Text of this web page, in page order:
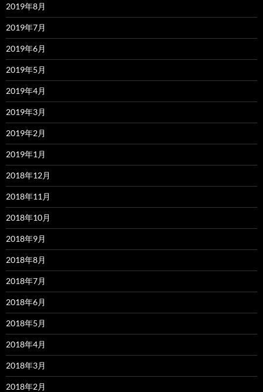
2019年8月
2019年7月
2019年6月
2019年5月
2019年4月
2019年3月
2019年2月
2019年1月
2018年12月
2018年11月
2018年10月
2018年9月
2018年8月
2018年7月
2018年6月
2018年5月
2018年4月
2018年3月
2018年2月